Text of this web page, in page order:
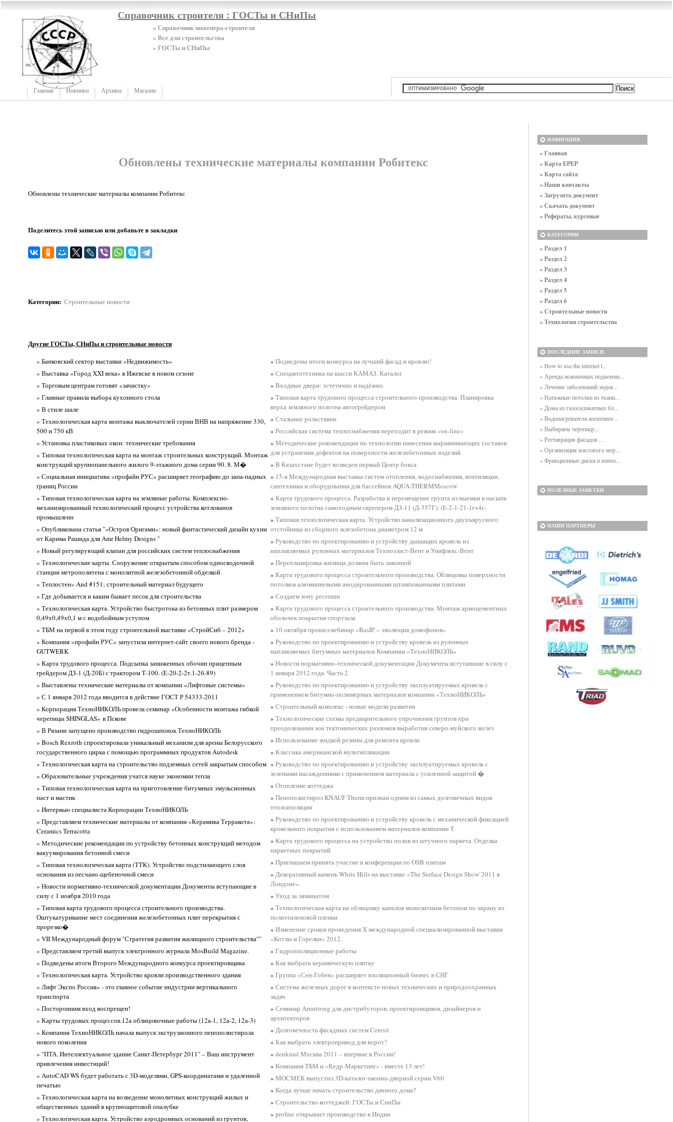
Справочник строителя : ГОСТы и СНиПы
» Справочник инженера-строителя
» Все для строительства
» ГОСТы и СНиПы
Главная Новинки Архивы Магазин
Обновлены технические материалы компании Робитекс
Обновлены технические материалы компании Робитекс
Поделитесь этой записью или добавьте в закладки
Категории: Строительные новости
Другие ГОСТы, СНиПы и строительные новости
» Банковский сектор выставки «Недвижимость»
» Выставка «Город XXI века» в Ижевске в новом сезоне
» Торговым центрам готовят «зачистку»
» Главные правила выбора кухонного стола
» В стиле шале
» Технологическая карта монтажа выключателей серии ВНВ на напряжение 330,
500 и 750 кВ
» Установка пластиковых окон: технические требования
» Типовая технологическая карта на монтаж строительных конструкций. Монтаж
конструкций крупнопанельного жилого 9-этажного дома серии 90. 8. М�
» Социальная инициатива «профайн РУС» расширяет географию до запа-падных
границ России
» Типовая технологическая карта на земляные работы. Комплексно-
механизированный технологический процесс устройства котлованов
промышленн
» Опубликована статья "«Остров Оригами»: новый фантастический дизайн кухни
от Карима Рашида для Amr Helmy Designs "
» Новый регулирующий клапан для российских систем теплоснабжения
» Технологические карты. Сооружение открытым способом односводочной
станции метрополитена с монолитной железобетонной обделкой
» Теплостен» And #151; строительный материал будущего
» Где добывается и каким бывает песок для строительства
» Технологическая карта. Устройство быстротока из бетонных плит размером
0,49x0,49x0,1 м с водобойным уступом
» ТБМ на первой в этом году строительной выставке «СтройСиб – 2012»
» Компания «профайн РУС» запустила интернет-сайт своего нового бренда -
GUTWERK
» Карта трудового процесса. Подсыпка заниженных обочин прицепным
грейдером ДЗ-1 (Д-20Б) с трактором Т-100. (Е-20-2-2т.1-2б-89)
» Выставлены технические материалы от компании «Лифтовые системы»
» С 1 января 2012 года вводится в действие ГОСТ Р 54333-2011
» Корпорация ТехноНИКОЛЬ провела семинар «Особенности монтажа гибкой
черепицы SHINGLAS» в Пскове
» В Рязани запущено производство гидрошпонок ТехноНИКОЛЬ
» Bosch Rexroth спроектировала уникальный механизм для арены Белорусского
государственного цирка с помощью программных продуктов Autodesk
» Технологическая карта на строительство подземных сетей закрытым способом
» Образовательные учреждения учатся науке экономии тепла
» Типовая технологическая карта на приготовление битумных эмульсионных
паст и мастик
» Интервью специалиста Корпорации ТехноНИКОЛЬ
» Представляем технические материалы от компании «Керамика Терракота»:
Ceramics Terracotta
» Методические рекомендации по устройству бетонных конструкций методом
вакуумирования бетонной смеси
» Типовая технологическая карта (ТТК). Устройство подстилающего слоя
основания из песчано-щебеночной смеси
» Новости нормативно-технической документации Документы вступающие в
силу с 1 ноября 2010 года
» Типовая карта трудового процесса строительного производства.
Оштукатуривание мест соединения железобетонных плит перекрытия с
прорезко�
» VII Международный форум "Стратегия развития жилищного строительства""
» Представляем третий выпуск электронного журнала MosBuild Magazine.
» Подведены итоги Второго Международного конкурса проектировщика
» Технологическая карта. Устройство кровли производственного здания
» Лифт Экспо Россия» - это главное событие индустрии вертикального
транспорта
» Посторонним вход воспрещен!
» Карты трудовых процессов.12а облицовочные работы (12а-1, 12а-2, 12а-3)
» Компания ТехноНИКОЛЬ начала выпуск экструзионного пенополистирола
нового поколения
» "ПТА. Интеллектуальное здание Санкт-Петербург 2011" – Ваш инструмент
привлечения инвестиций!
» AutoCAD WS будет работать с 3D-моделями, GPS-координатами и удаленной
печатью
» Технологическая карта на возведение монолитных конструкций жилых и
общественных зданий в крупнощитовой опалубке
» Технологическая карта. Устройство аэродромных оснований из грунтов,
» Подведены итоги конкурса на лучший фасад и кровлю!
» Спецавтотехника на шасси КАМАЗ. Каталог
» Входные двери: эстетично и надёжно
» Типовая карта трудового процесса строительного производства. Планировка
верха земляного полотна автогрейдером
» Стальные рольставни
» Российская система теплоснабжения переходит в режим «on-line»
» Методические рекомендации по технологии нанесения выравнивающих составов
для устранения дефектов на поверхности железобетонных изделий
» В Казахстане будет возведен первый Центр бокса
» 15-я Международная выставка систем отопления, водоснабжения, вентиляции,
сантехники и оборудования для бассейнов AQUA-THERMMoscow
» Карта трудового процесса. Разработка и перемещение грунта из выемки в насыпь
земляного полотна самоходным скрепером ДЗ-11 (Д-357Г). (Е-2-1-21-1г+4г-
» Типовая технологическая карта. Устройство канализационного двухъярусного
отстойника из сборного жлезобетона диаметром 12 м
» Руководство по проектированию и устройству дышащих кровель из
наплавляемых рулонных материалов Техноэласт-Вент и Унифлекс-Вент
» Перепланировка жилища должна быть законной
» Карта трудового процесса строительного производства. Облицовка поверхности
потолков алюминиевыми анодированными штампованными плитами
» Создаем зону ресепшн
» Карта трудового процесса строительного производства. Монтаж армоцементных
оболочек покрытия спортзала
» 10 октября прошел вебинар «BasIP -- эволюция домофонов»
» Руководство по проектированию и устройству кровель из рулонных
наплавляемых битумных материалов Компании «ТехноНИКОЛЬ»
» Новости нормативно-технической документации Документы вступившие в силу с
1 января 2012 года. Часть 2
» Руководство по проектированию и устройству эксплуатируемых кровель с
применением битумно-полимерных материалов компании «ТехноНИКОЛЬ»
» Строительный комплекс - новые модели развития
» Технологические схемы предварительного упрочнения грунтов при
преодолевании зон тектонических разломов выработки северо-муйского желез
» Использование жидкой резины для ремонта кровли
» Классика американской мультипликации
» Руководство по проектированию и устройству эксплуатируемых кровель с
зелеными насаждениями с применением материала с усиленной защитой �
» Отопление коттеджа
» Пенополистирол KNAUF Therm признан одним из самых долговечных видов
теплоизоляции
» Руководство по проектированию и устройству кровель с механической фиксацией
кровельного покрытия с использованием материалов компании Т
» Карта трудового процесса на устройство полов из штучного паркета. Отделка
паркетных покрытий
» Приглашаем принять участие в конференции по OSB плитам
» Декоративный камень White Hills на выставке «The Surface Design Show`2011 в
Лондоне».
» Уход за ламинатом
» Технологическая карта на облицовку каналов монолитным бетоном по экрану из
полиэтиленовой пленки
» Изменение сроков проведения X международной специализированной выставки
«Котлы и Горелки» 2012.
» Гидроизоляционные работы
» Как выбрать керамическую плитку
» Группа «Сен-Гобен» расширяет изоляционный бизнес в СНГ
» Система железных дорог в контексте новых технических и природоохранных
задач
» Семинар Armstrong для дистрибуторов, проектировщиков, дизайнеров и
архитекторов
» Долговечность фасадных систем Ceresit
» Как выбрать электропривод для ворот?
» denkmal Москва 2011 – впервые в России!
» Компания ТБМ и «Кедр-Маркетинг» - вместе 13 лет!
» МОСМЕК выпустил 3D-каталог оконно-дверной серии V60
» Когда лучше начать строительство дачного дома?
» Строительство коттеджей: ГОСТы и СниПы
» profine открывает производство в Индии
НАВИГАЦИЯ
» Главная
» Карта EPEP
» Карта сайта
» Наши контакты
» Загрузить документ
» Скачать документ
» Рефераты, курсовые
КАТЕГОРИИ
» Раздел 1
» Раздел 2
» Раздел 3
» Раздел 4
» Раздел 5
» Раздел 6
» Строительные новости
» Технология строительства
ПОСЛЕДНИЕ ЗАПИСИ
» How to use the internet t...
» Аренда ножничных подъемни...
» Лечение заболеваний эндок...
» Натяжные потолки из ткани...
» Дома из газосиликатных бл...
» Водонагреватели косвенног...
» Выбираем черепицу...
» Реставрация фасадов ...
» Организация массового мер...
» Фрикционные диски и винто...
ПОЛЕЗНЫЕ ЗАМЕТКИ
НАШИ ПАРТНЕРЫ